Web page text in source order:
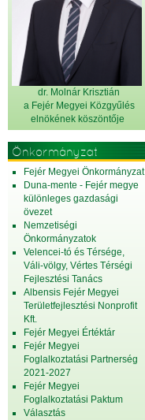
dr. Molnár Krisztián
a Fejér Megyei Közgyűlés
elnökének köszöntője
Önkormányzat
Fejér Megyei Önkormányzat
Duna-mente - Fejér megye
különleges gazdasági
övezet
Nemzetiségi
Önkormányzatok
Velencei-tó és Térsége,
Váli-völgy, Vértes Térségi
Fejlesztési Tanács
Albensis Fejér Megyei
Területfejlesztési Nonprofit
Kft.
Fejér Megyei Értéktár
Fejér Megyei
Foglalkoztatási Partnerség
2021-2027
Fejér Megyei
Foglalkoztatási Paktum
Választás